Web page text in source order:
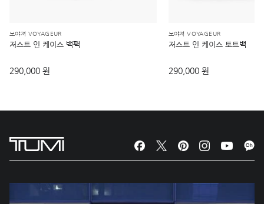
보야져 VOYAGEUR
저스트 인 케이스 백팩
290,000 원
보야져 VOYAGEUR
저스트 인 케이스 토트백
290,000 원